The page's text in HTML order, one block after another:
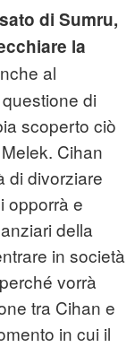
di Sumru,
la
al
di
scoperto ciò
Cihan
di divorziare
opporrà e
della
in società
vorrà
tra Cihan e
in cui il